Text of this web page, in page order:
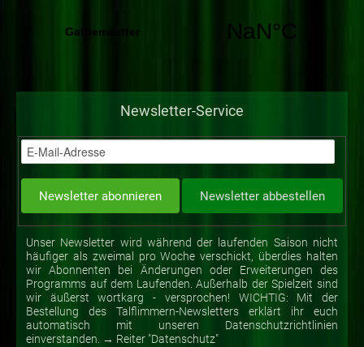
Newsletter-Service
Unser Newsletter wird während der laufenden Saison nicht
häufiger als zweimal pro Woche verschickt, überdies halten
wir Abonnenten bei Änderungen oder Erweiterungen des
Programms auf dem Laufenden. Außerhalb der Spielzeit sind
wir äußerst wortkarg - versprochen! WICHTIG: Mit der
Bestellung des Talflimmern-Newsletters erklärt ihr euch
automatisch mit unseren Datenschutzrichtlinien
einverstanden. → Reiter "Datenschutz"